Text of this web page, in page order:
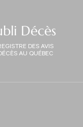
Décès
DES AVIS
AU QUÉBEC